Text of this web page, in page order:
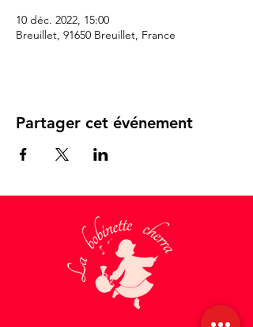
10 déc. 2022, 15:00
Breuillet, 91650 Breuillet, France
Partager cet événement